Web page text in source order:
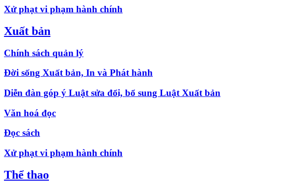
Xử phạt vi phạm hành chính
Xuất bản
Chính sách quản lý
Đời sống Xuất bản, In và Phát hành
Diễn đàn góp ý Luật sửa đổi, bổ sung Luật Xuất bản
Văn hoá đọc
Đọc sách
Xử phạt vi phạm hành chính
Thể thao